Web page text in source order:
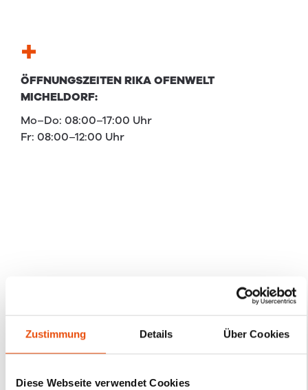
Zustimmung Details Über Cookies
Diese Webseite verwendet Cookies
ÖFFNUNGSZEITEN RIKA OFENWELT
MICHELDORF:
Mo–Do: 08:00–17:00 Uhr
Fr: 08:00–12:00 Uhr
Anrede*